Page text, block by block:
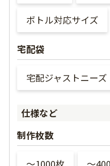
ボトル対応サイズ
宅配袋
宅配ジャストニーズ
仕様など
制作枚数